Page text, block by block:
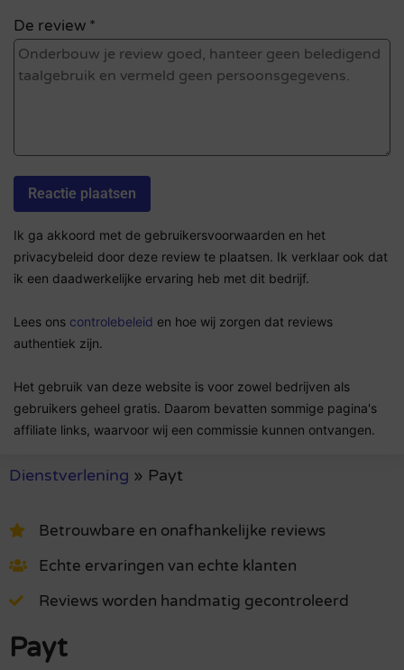
De review *
Ik ga akkoord met de gebruikersvoorwaarden en het
privacybeleid door deze review te plaatsen. Ik verklaar ook dat
ik een daadwerkelijke ervaring heb met dit bedrijf.
Lees ons controlebeleid en hoe wij zorgen dat reviews
authentiek zijn.
Het gebruik van deze website is voor zowel bedrijven als
gebruikers geheel gratis. Daarom bevatten sommige pagina's
affiliate links, waarvoor wij een commissie kunnen ontvangen.
Dienstverlening » Payt
Betrouwbare en onafhankelijke reviews
Echte ervaringen van echte klanten
Reviews worden handmatig gecontroleerd
Payt